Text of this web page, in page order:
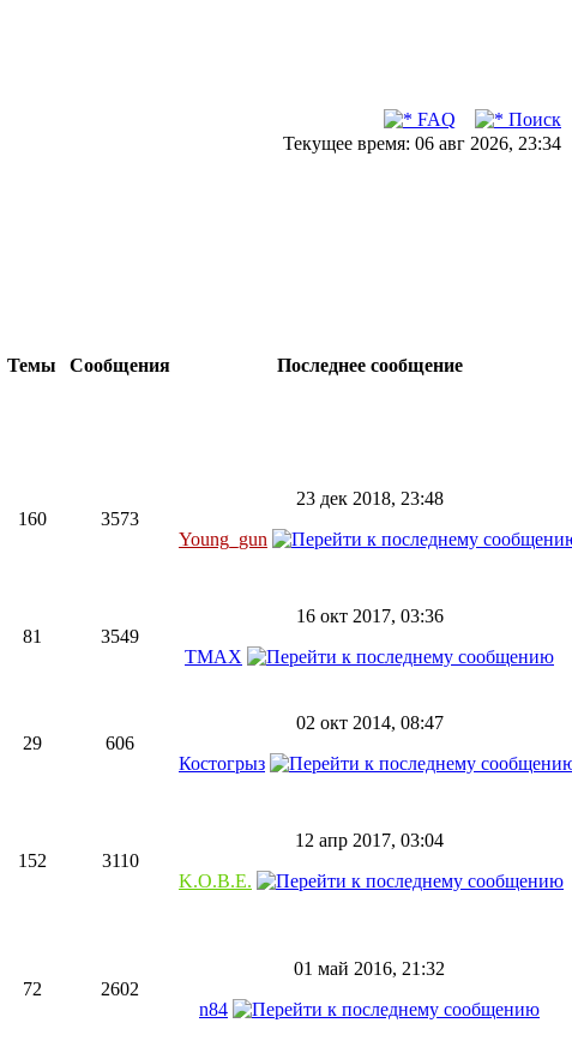
FAQ
Поиск
Текущее время: 06 авг 2026, 23:34
Темы Сообщения Последнее сообщение
160 3573
23 дек 2018, 23:48
Young_gun
81 3549
16 окт 2017, 03:36
TMAX
29 606
02 окт 2014, 08:47
Костогрыз
152 3110
12 апр 2017, 03:04
K.O.B.E.
72 2602
01 май 2016, 21:32
n84